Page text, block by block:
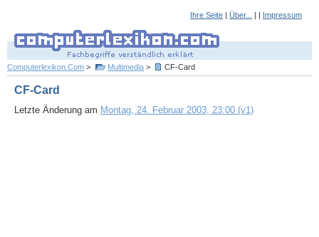
Ihre Seite | Über... | | Impressum
Computerlexikon.Com > Multimedia > CF-Card
CF-Card
Letzte Änderung am Montag, 24. Februar 2003, 23:00 (v1)